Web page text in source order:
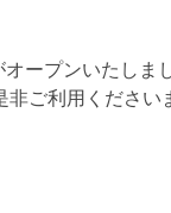
ープンいたしま
非ご利用ください